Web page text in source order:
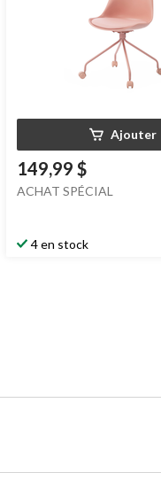
Ajouter
149,99 $
ACHAT SPÉCIAL
4 en stock